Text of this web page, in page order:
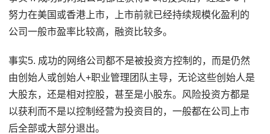
努力在美国或香港上市，上市前就已经持续规模化盈利的
公司一般市盈率比较高，融资比较多。
事实5. 成功的网络公司都不是被投资方控制的，而是仍然
由创始人或创始人+职业管理团队主导，无论这些创始人是
大股东，还是相对控股，甚至是小股东。风险投资方都是
以获利而不是以控制经营为投资目的，一般都在公司上市
后全部或大部分退出。